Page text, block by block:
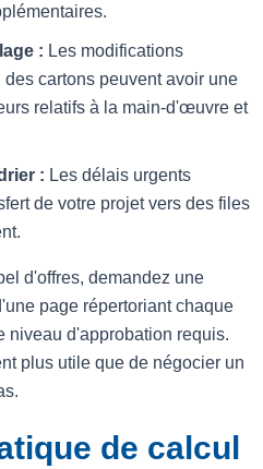
: Les modifications
cartons peuvent avoir une
relatifs à la main-d'œuvre et
: Les délais urgents
de votre projet vers des files
d'offres, demandez une
page répertoriant chaque
niveau d'approbation requis.
plus utile que de négocier un
de calcul